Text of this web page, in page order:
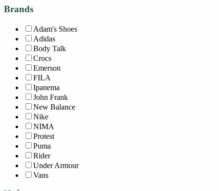
Brands
Adam's Shoes
Adidas
Body Talk
Crocs
Emerson
FILA
Ipanema
John Frank
New Balance
Nike
NIMA
Protest
Puma
Rider
Under Armour
Vans